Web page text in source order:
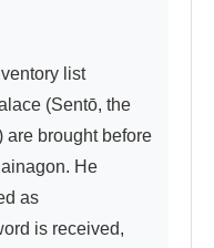
list
(Sentō, the
are brought before
He
as
is received,